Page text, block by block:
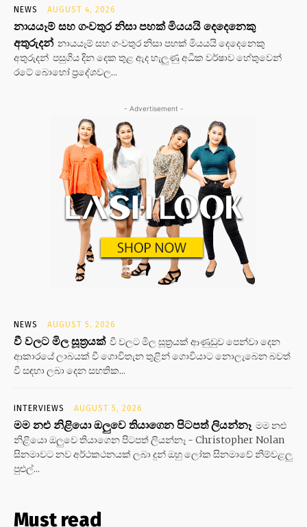
NEWS AUGUST 4, 2026
නායයෑම් සහ ගංවතුර නිසා පහක් මියයයි දෙදෙනෙකු
අතුරුදන් නායයෑම් සහ ගංවතුර නිසා පහක් මියයයි දෙදෙනෙකු
අතුරුදන් පසුගිය දින දෙක තුළ ඇද හැලුණු අධික වර්ෂාව හේතුවෙන්
රටේ බොහෝ ප්‍රදේශවල...
- Advertisement -
NEWS AUGUST 5, 2026
වී වලට මිල සූත්‍රයක් වී වලට මිල සූත්‍රයක් ආණුඩුව පෙන්වා දෙන
ආකාරයේ ලාබයක් වී ගොවිතැන තුළින් ගොවියාට නොලැබෙන බවත්
වී සඳහා ලබා දෙන සහතික...
INTERVIEWS AUGUST 5, 2026
මම නළු නිළියො ඔලුවෙ තියාගෙන පිටපත් ලියන්නෑ මම නළු
නිළියො ඔලුවෙ තියාගෙන පිටපත් ලියන්නෑ - Christopher Nolan
සිනමාවට නව අර්ථකථනයක් ලබා දුන් ඔහු ලෝක සිනමාවේ නිම්වළලු
පුළුල්...
Must read